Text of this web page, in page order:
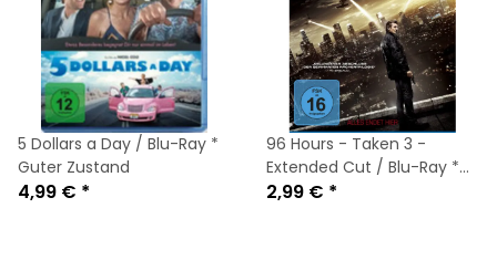
5 Dollars a Day / Blu-Ray *
Guter Zustand
4,99 € *
96 Hours - Taken 3 -
Extended Cut / Blu-Ray *
Guter Zustand
2,99 € *